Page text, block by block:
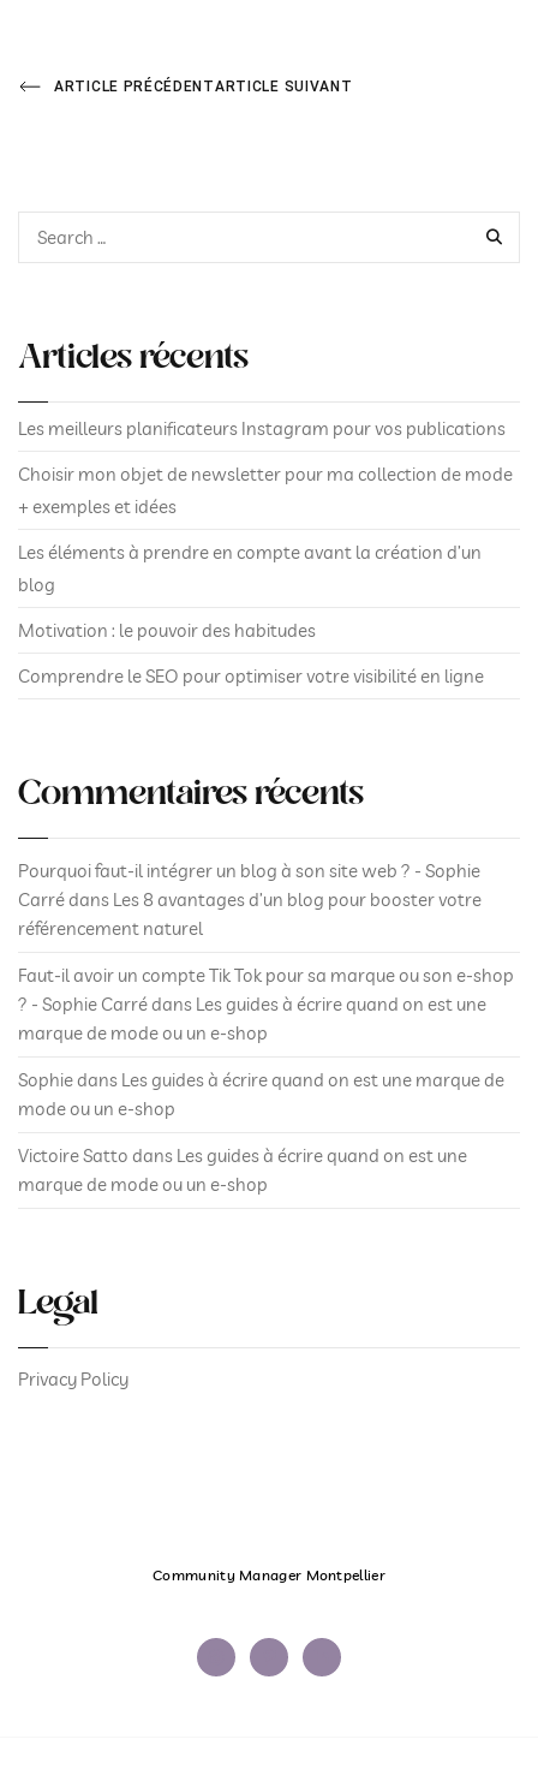
Navigation
l’article
PreviousARTICLE PRÉCÉDENT Next
ARTICLE SUIVANT
Articles récents
Les meilleurs planificateurs Instagram pour vos publications
Choisir mon objet de newsletter pour ma collection de mode
+ exemples et idées
Les éléments à prendre en compte avant la création d’un
blog
Motivation : le pouvoir des habitudes
Comprendre le SEO pour optimiser votre visibilité en ligne
Commentaires récents
Pourquoi faut-il intégrer un blog à son site web ? - Sophie
Carrédans Les 8 avantages d’un blog pour booster votre
référencement naturel
Faut-il avoir un compte Tik Tok pour sa marque ou son e-shop
? - Sophie Carrédans Les guides à écrire quand on est une
marque de mode ou un e-shop
Sophiedans Les guides à écrire quand on est une marque de
mode ou un e-shop
Victoire Satto dans Les guides à écrire quand on est une
marque de mode ou un e-shop
Legal
Privacy Policy
Community Manager Montpellier